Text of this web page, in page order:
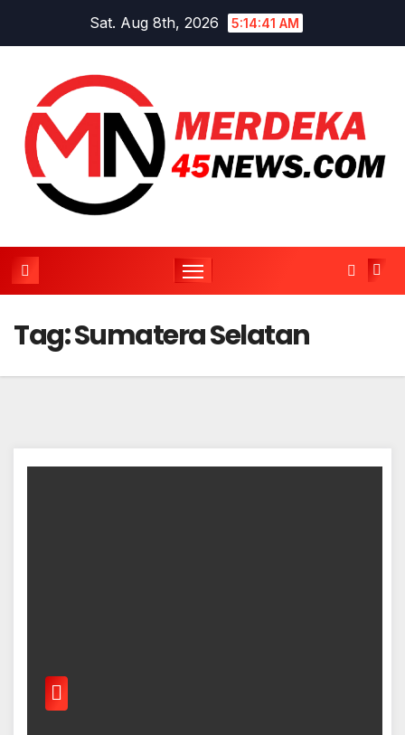
Sat. Aug 8th, 2026 5:14:41 AM
Tag:Sumatera Selatan